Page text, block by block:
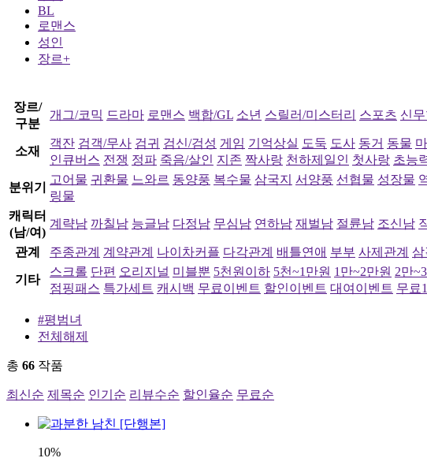
BL
로맨스
성인
장르+
장르/
구분
개그/코믹 드라마 로맨스 백합/GL 소년 스릴러/미스터리 스포츠 신무
소재
객잔 검객/무사 검귀 검신/검성 게임 기억상실 도둑 도사 동거 동물
인큐버스 전쟁 정파 죽음/살인 지존 짝사랑 천하제일인 첫사랑 초능
분위기
고어물 귀환물 느와르 동양풍 복수물 삼국지 서양풍 선협물 성장물
링물
캐릭터
(남/여)
계략남 까칠남 능글남 다정남 무심남 연하남 재벌남 절륜남 조신남
관계 주종관계 계약관계 나이차커플 다각관계 배틀연애 부부 사제관계 삼
기타
스크롤 단편 오리지널 미블뿐 5천원이하 5천~1만원 1만~2만원 2만
점핑패스 특가세트 캐시백 무료이벤트 할인이벤트 대여이벤트 무료
#평범녀
전체해제
총 66 작품
최신순 제목순 인기순 리뷰수순 할인율순 무료순
10%